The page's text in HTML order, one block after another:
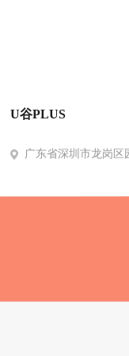
U谷PLUS
广东省深圳市龙岗区园山街道保安